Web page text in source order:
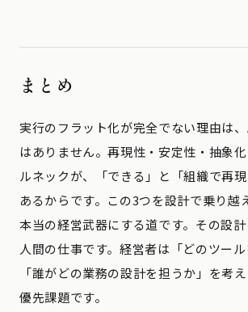
まとめ
実行のフラット化が完全でない理由は
はありません。再現性・安定性・抽象
ルネックが、「できる」と「組織で再
あるからです。この3つを設計で乗り越
本当の経営武器にする道です。その設
人間の仕事です。経営者は「どのツー
「誰がどの業務の設計を担うか」を考
優先課題です。